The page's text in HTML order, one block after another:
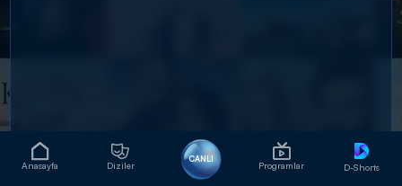
Anasayfa Diziler
CANLI
Programlar D-Shorts